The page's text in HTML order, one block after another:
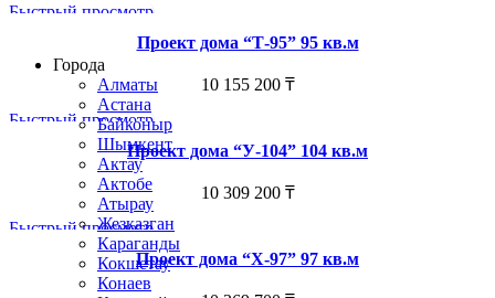
Города
Алматы
Астана
Байконыр
Шымкент
Актау
Актобе
Атырау
Жезказган
Караганды
Кокшетау
Конаев
Быстрый просмотр
Проект дома “Т-95” 95 кв.м
10 155 200 ₸
Быстрый просмотр
Проект дома “У-104” 104 кв.м
10 309 200 ₸
Быстрый просмотр
Проект дома “Х-97” 97 кв.м